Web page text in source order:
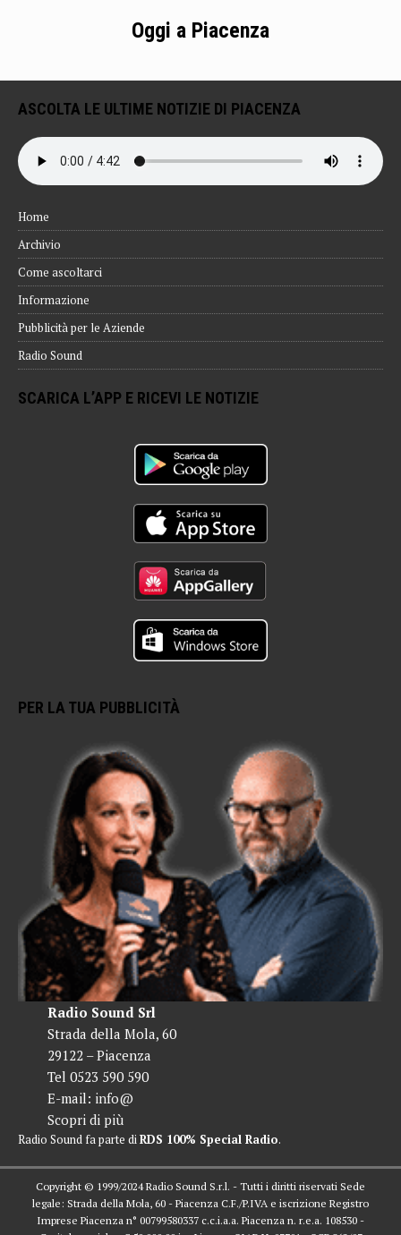
Oggi a Piacenza
ASCOLTA LE ULTIME NOTIZIE DI PIACENZA
Home
Archivio
Come ascoltarci
Informazione
Pubblicità per le Aziende
Radio Sound
SCARICA L’APP E RICEVI LE NOTIZIE
PER LA TUA PUBBLICITÀ
Radio Sound Srl
Strada della Mola, 60
29122 – Piacenza
Tel 0523 590 590
E-mail: info@
Scopri di più
Radio Sound fa parte diRDS 100% Special Radio.
Copyright © 1999/2024 Radio Sound S.r.l. - Tutti i diritti riservati Sede
legale: Strada della Mola, 60 - Piacenza C.F./P.IVA e iscrizione Registro
Imprese Piacenza n° 00799580337 c.c.i.a.a. Piacenza n. r.e.a. 108530 -